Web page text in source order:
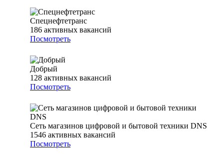
Спецнефтетранс
186 активных вакансий
Посмотреть
Добрый
128 активных вакансий
Посмотреть
Сеть магазинов цифровой и бытовой техники DNS
1546 активных вакансий
Посмотреть